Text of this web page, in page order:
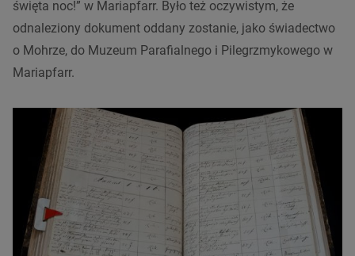
święta noc!” w Mariapfarr. Było też oczywistym, że
odnaleziony dokument oddany zostanie, jako świadectwo
o Mohrze, do Muzeum Parafialnego i Pilegrzmykowego w
Mariapfarr.